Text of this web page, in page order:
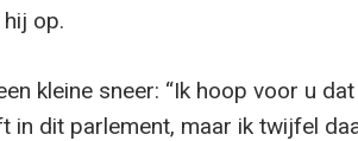
op.
kleine sneer: “Ik hoop voor u
in dit parlement, maar ik twijfel